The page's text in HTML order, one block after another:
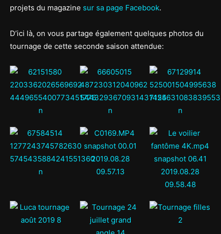
projets du magazine sur sa page Facebook.
D’ici là, on vous partage également quelques photos du
tournage de cette seconde saison attendue: